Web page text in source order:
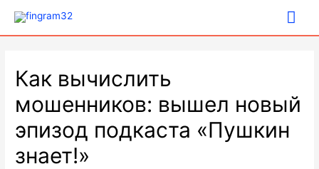
Как вычислить
мошенников: вышел новый
эпизод подкаста «Пушкин
знает!»